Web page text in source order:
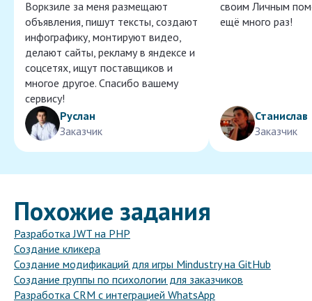
Воркзиле за меня размещают
объявления, пишут тексты, создают
инфографику, монтируют видео,
делают сайты, рекламу в яндексе и
соцсетях, ищут поставщиков и
многое другое. Спасибо вашему
сервису!
Руслан
Заказчик
своим Личным
ещё много раз!
Станислав
Заказчик
Похожие задания
Разработка JWT на PHP
Создание кликера
Создание модификаций для игры Mindustry на GitHub
Создание группы по психологии для заказчиков
Разработка CRM с интеграцией WhatsApp